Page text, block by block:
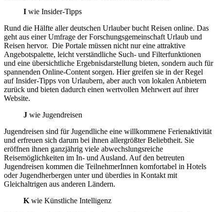
I wie Insider-Tipps
Rund die Hälfte aller deutschen Urlauber bucht Reisen online. Das
geht aus einer Umfrage der Forschungsgemeinschaft Urlaub und
Reisen hervor. Die Portale müssen nicht nur eine attraktive
Angebotspalette, leicht verständliche Such- und Filterfunktionen
und eine übersichtliche Ergebnisdarstellung bieten, sondern auch für
spannenden Online-Content sorgen. Hier greifen sie in der Regel
auf Insider-Tipps von Urlaubern, aber auch von lokalen Anbietern
zurück und bieten dadurch einen wertvollen Mehrwert auf ihrer
Website.
J wie Jugendreisen
Jugendreisen sind für Jugendliche eine willkommene Ferienaktivität
und erfreuen sich darum bei ihnen allergrößter Beliebtheit. Sie
eröffnen ihnen ganzjährig viele abwechslungsreiche
Reisemöglichkeiten im In- und Ausland. Auf den betreuten
Jugendreisen kommen die TeilnehmerInnen komfortabel in Hotels
oder Jugendherbergen unter und überdies in Kontakt mit
Gleichaltrigen aus anderen Ländern.
Kwie Künstliche Intelligenz